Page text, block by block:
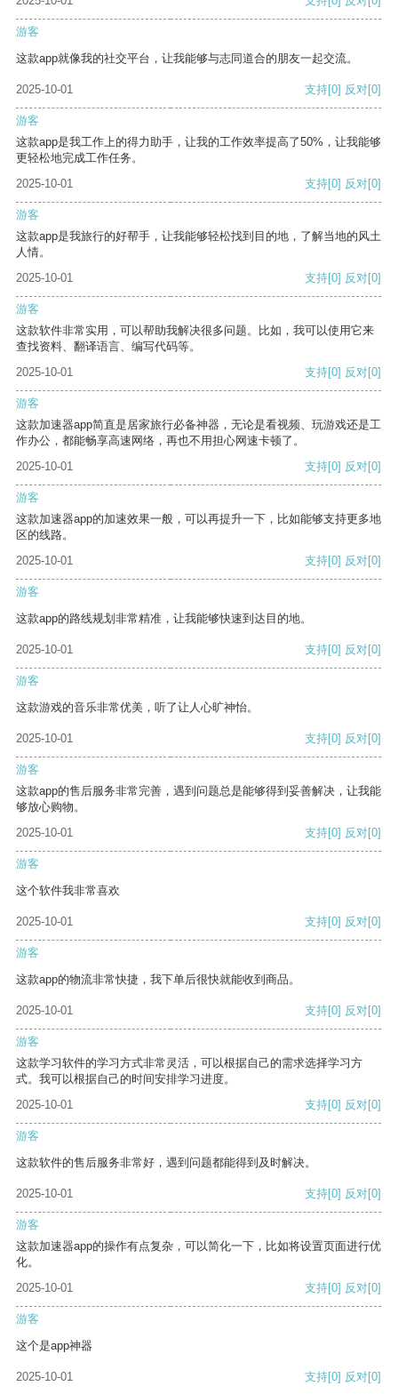
游客
这款app就像我的社交平台，让我能够与志同道合的朋友一起交流。
2025-10-01 支持[0] 反对[0]
游客
这款app是我工作上的得力助手，让我的工作效率提高了50%，让我能够
更轻松地完成工作任务。
2025-10-01
支持[0] 反对[0]
游客
这款app是我旅行的好帮手，让我能够轻松找到目的地，了解当地的风土
人情。
2025-10-01
支持[0] 反对[0]
游客
这款软件非常实用，可以帮助我解决很多问题。比如，我可以使用它来
查找资料、翻译语言、编写代码等。
2025-10-01
支持[0] 反对[0]
游客
这款加速器app简直是居家旅行必备神器，无论是看视频、玩游戏还是工
作办公，都能畅享高速网络，再也不用担心网速卡顿了。
2025-10-01
支持[0] 反对[0]
游客
这款加速器app的加速效果一般，可以再提升一下，比如能够支持更多地
区的线路。
2025-10-01
支持[0] 反对[0]
游客
这款app的路线规划非常精准，让我能够快速到达目的地。
2025-10-01 支持[0] 反对[0]
游客
这款游戏的音乐非常优美，听了让人心旷神怡。
2025-10-01 支持[0] 反对[0]
游客
这款app的售后服务非常完善，遇到问题总是能够得到妥善解决，让我能
够放心购物。
2025-10-01
支持[0] 反对[0]
游客
这个软件我非常喜欢
2025-10-01 支持[0] 反对[0]
游客
这款app的物流非常快捷，我下单后很快就能收到商品。
2025-10-01 支持[0] 反对[0]
游客
这款学习软件的学习方式非常灵活，可以根据自己的需求选择学习方
式。我可以根据自己的时间安排学习进度。
2025-10-01
支持[0] 反对[0]
游客
这款软件的售后服务非常好，遇到问题都能得到及时解决。
2025-10-01 支持[0] 反对[0]
游客
这款加速器app的操作有点复杂，可以简化一下，比如将设置页面进行优
化。
2025-10-01
支持[0] 反对[0]
游客
这个是app神器
2025-10-01 支持[0] 反对[0]